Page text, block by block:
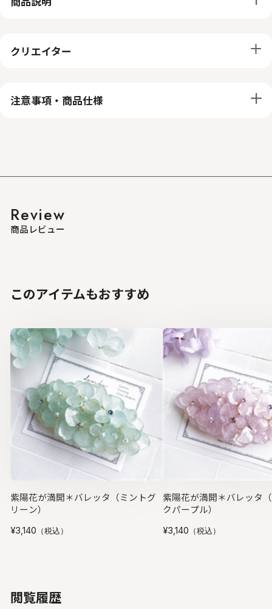
クリエイター
注意事項・商品仕様
Review
商品レビュー
このアイテムもおすすめ
紫陽花が満開＊バレッタ（ミントグ
リーン）
¥3,140 （税込）
紫陽花が満開＊バレッタ
クパープル）
¥3,140 （税込）
閲覧履歴